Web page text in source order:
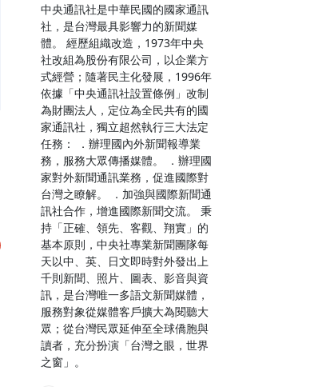
中央通訊社是中華民國的國家通訊
社，是台灣最具影響力的新聞媒
體。 經歷組織改造，1973年中央
社改組為股份有限公司，以企業方
式經營；隨著民主化發展，1996年
依據「中央通訊社設置條例」改制
為財團法人，定位為全民共有的國
家通訊社，獨立超然執行三大法定
任務： ．辦理國內外新聞報導業
務，服務大眾傳播媒體。 ．辦理國
家對外新聞通訊業務，促進國際對
台灣之瞭解。 ．加強與國際新聞通
訊社合作，增進國際新聞交流。 秉
持「正確、領先、客觀、翔實」的
基本原則，中央社專業新聞團隊每
天以中、英、日文即時對外發出上
千則新聞、照片、圖表、影音與資
訊，是台灣唯一多語文新聞媒體，
服務對象從媒體客戶擴大為閱聽大
眾；從台灣民眾延伸至全球僑胞與
讀者，充分扮演「台灣之眼，世界
之窗」。